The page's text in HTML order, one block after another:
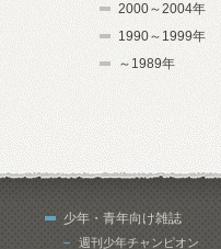
2000～2004年
1990～1999年
～1989年
少年・青年向け雑誌
週刊少年チャンピオン